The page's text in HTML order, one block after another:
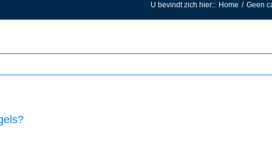
U bevindt zich hier:: Home / Geen